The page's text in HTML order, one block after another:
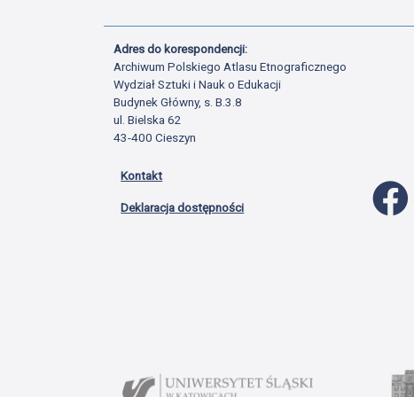
Adres do korespondencji:
Archiwum Polskiego Atlasu Etnograficznego
Wydział Sztuki i Nauk o Edukacji
Budynek Główny, s. B.3.8
ul. Bielska 62
43-400 Cieszyn
Kontakt
Deklaracja dostępności